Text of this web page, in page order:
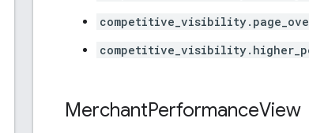
MerchantPerformanceView